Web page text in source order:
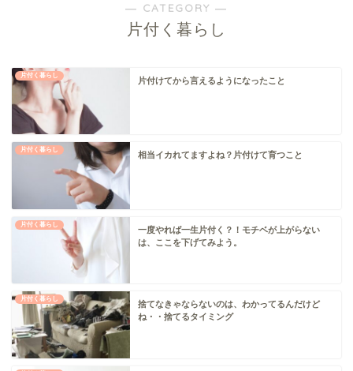
― CATEGORY ―
片付く暮らし
片付く暮らし
片付けてから言えるようになったこと
片付く暮らし
相当イカれてますよね？片付けて育つこと
片付く暮らし
一度やれば一生片付く？！モチベが上がらない
は、ここを下げてみよう。
片付く暮らし
捨てなきゃならないのは、わかってるんだけど
ね・・捨てるタイミング